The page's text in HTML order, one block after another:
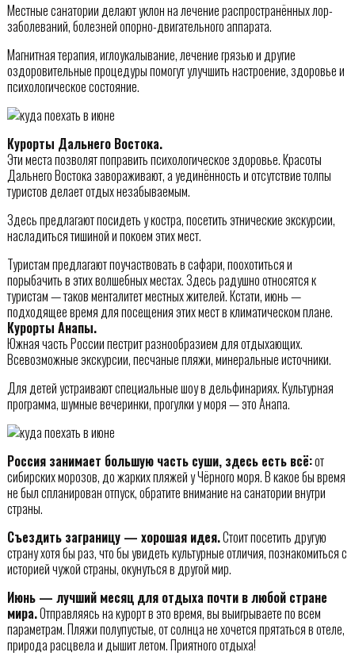
Местные санатории делают уклон на лечение распространённых лор-
заболеваний, болезней опорно-двигательного аппарата.
Магнитная терапия, иглоукалывание, лечение грязью и другие
оздоровительные процедуры помогут улучшить настроение, здоровье и
психологическое состояние.
Курорты Дальнего Востока.
Эти места позволят поправить психологическое здоровье. Красоты
Дальнего Востока завораживают, а уединённость и отсутствие толпы
туристов делает отдых незабываемым.
Здесь предлагают посидеть у костра, посетить этнические экскурсии,
насладиться тишиной и покоем этих мест.
Туристам предлагают поучаствовать в сафари, поохотиться и
порыбачить в этих волшебных местах. Здесь радушно относятся к
туристам — таков менталитет местных жителей. Кстати, июнь —
подходящее время для посещения этих мест в климатическом плане.
Курорты Анапы.
Южная часть России пестрит разнообразием для отдыхающих.
Всевозможные экскурсии, песчаные пляжи, минеральные источники.
Для детей устраивают специальные шоу в дельфинариях. Культурная
программа, шумные вечеринки, прогулки у моря — это Анапа.
Россия занимает большую часть суши, здесь есть всё:от
сибирских морозов, до жарких пляжей у Чёрного моря. В какое бы время
не был спланирован отпуск, обратите внимание на санатории внутри
страны.
Съездить заграницу — хорошая идея.Стоит посетить другую
страну хотя бы раз, что бы увидеть культурные отличия, познакомиться с
историей чужой страны, окунуться в другой мир.
Июнь — лучший месяц для отдыха почти в любой стране
мира.Отправляясь на курорт в это время, вы выигрываете по всем
параметрам. Пляжи полупустые, от солнца не хочется прятаться в отеле,
природа расцвела и дышит летом. Приятного отдыха!